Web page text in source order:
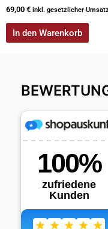
69,00 € inkl. gesetzlicher
In den Warenkorb